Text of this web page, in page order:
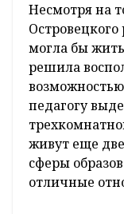
Несмотря на
могла бы
решила
педагогу
живут еще
сферы
отличные